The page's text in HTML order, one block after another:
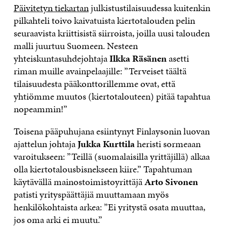
Päivitetyn tiekartanjulkistustilaisuudessa kuitenkin
pilkahteli toivo kaivatuista kiertotalouden pelin
seuraavista kriittisistä siirroista, joilla uusi talouden
malli juurtuu Suomeen. Nesteen
yhteiskuntasuhdejohtajaIlkka Räsänenasetti
riman muille avainpelaajille: ”Terveiset täältä
tilaisuudesta pääkonttorillemme ovat, että
yhtiömme muutos (kiertotalouteen) pitää tapahtua
nopeammin!”
Toisena pääpuhujana esiintynyt Finlaysonin luovan
ajattelun johtajaJukka Kurttilaheristi sormeaan
varoitukseen: ”Teillä (suomalaisilla yrittäjillä) alkaa
olla kiertotalousbisnekseen kiire.” Tapahtuman
käytävällä mainostoimistoyrittäjäArto Sivonen
patisti yrityspäättäjiä muuttamaan myös
henkilökohtaista arkea: ”Ei yritystä osata muuttaa,
jos oma arki ei muutu.”